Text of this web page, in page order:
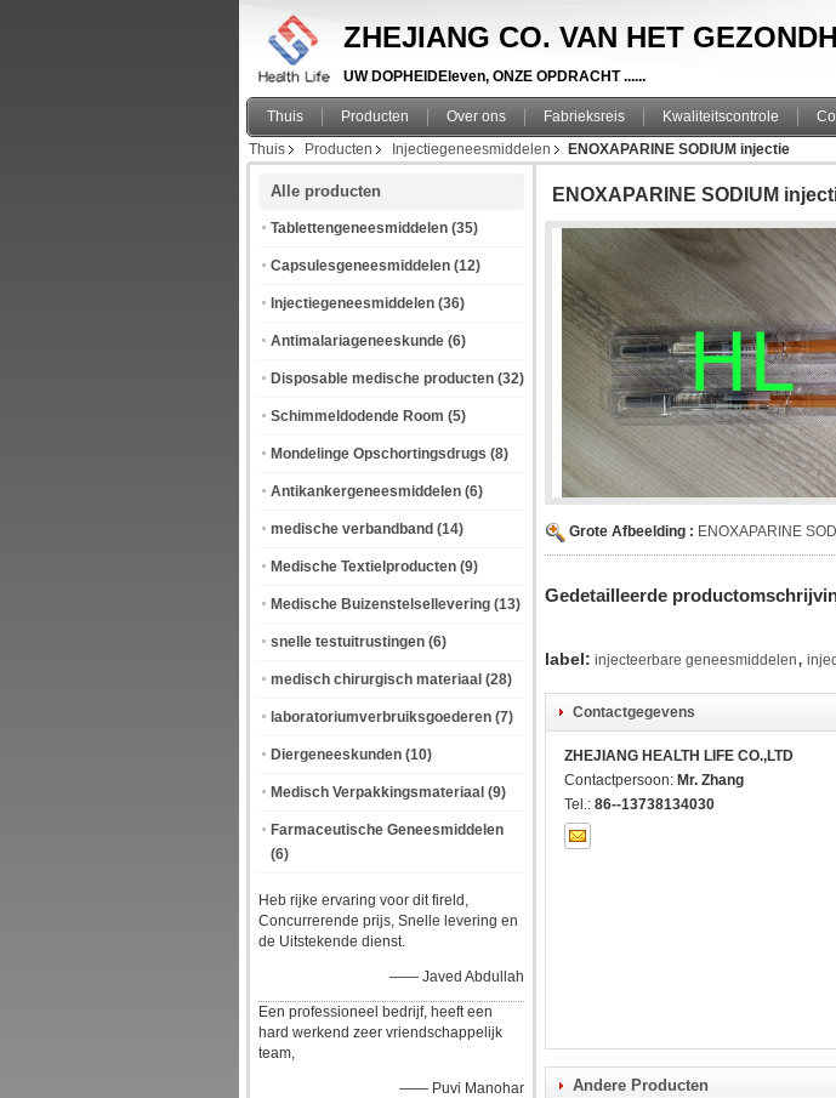
ZHEJIANG CO. VAN HET
UW DOPHEIDEleven, ONZE OPDRACHT ......
Thuis Producten Over ons Fabrieksreis Kwaliteitscontrole
Thuis
Producten Injectiegeneesmiddelen ENOXAPARINE SODIUM injectie
Alle producten
Tablettengeneesmiddelen (35)
Capsulesgeneesmiddelen (12)
Injectiegeneesmiddelen (36)
Antimalariageneeskunde (6)
Disposable medische producten (32)
Schimmeldodende Room (5)
Mondelinge Opschortingsdrugs (8)
Antikankergeneesmiddelen (6)
medische verbandband (14)
Medische Textielproducten (9)
Medische Buizenstelsellevering (13)
snelle testuitrustingen (6)
medisch chirurgisch materiaal (28)
laboratoriumverbruiksgoederen (7)
Diergeneeskunden (10)
Medisch Verpakkingsmateriaal (9)
Farmaceutische Geneesmiddelen
(6)
Heb rijke ervaring voor dit fireld,
Concurrerende prijs, Snelle levering en
de Uitstekende dienst.
—— Javed Abdullah
Een professioneel bedrijf, heeft een
hard werkend zeer vriendschappelijk
team,
—— Puvi Manohar
ENOXAPARINE SODIUM
Grote Afbeelding : ENOXAPARINE
Gedetailleerde
label: injecteerbare geneesmiddelen,
Contactgegevens
ZHEJIANG HEALTH LIFE CO.,LTD
Contactpersoon: Mr. Zhang
Tel.: 86--13738134030
Andere Producten